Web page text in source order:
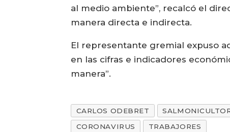
al medio ambiente”, recalcó el
manera directa e indirecta.
El representante gremial expuso
en las cifras e indicadores
manera”.
CARLOS ODEBRET
CORONAVIRUS
TRABAJORES